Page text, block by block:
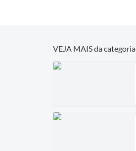
VEJA MAIS da categoria